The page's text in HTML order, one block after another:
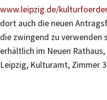
www.leipzig.de/
dort auch die neuen
die zwingend zu verwenden
erhältlich im Neuen
Leipzig, Kulturamt, Zimmer